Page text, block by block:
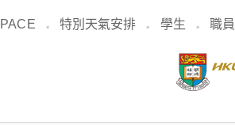
特別天氣安排 學生 職員